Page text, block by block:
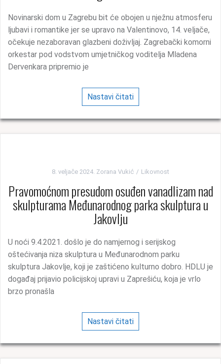
Novinarski dom u Zagrebu bit će obojen u nježnu atmosferu
ljubavi i romantike jer se upravo na Valentinovo, 14. veljače,
očekuje nezaboravan glazbeni doživljaj. Zagrebački komorni
orkestar pod vodstvom umjetničkog voditelja Mladena
Dervenkara pripremio je
Nastavi čitati
8. veljače 2024. Zorana Vukić Likovnost
Pravomoćnom presudom osuđen vanadlizam nad
skulpturama Međunarodnog parka skulptura u
Jakovlju
U noći 9.4.2021. došlo je do namjernog i serijskog
oštećivanja niza skulptura u Međunarodnom parku
skulptura Jakovlje, koji je zaštićeno kulturno dobro. HDLU je
događaj prijavio policijskoj upravi u Zaprešiću, koja je vrlo
brzo pronašla
Nastavi čitati